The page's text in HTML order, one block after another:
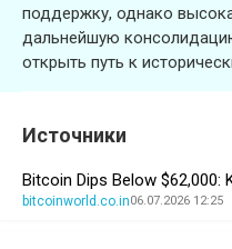
поддержку, однако
дальнейшую
открыть путь к
Источники
Bitcoin Dips Below $62,000:
bitcoinworld.co.in06.07.2026 12:25